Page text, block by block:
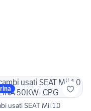
usati SEAT Mii 1.0